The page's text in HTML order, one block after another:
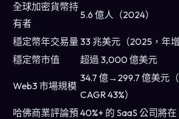
全球加密貨幣持
有者
5.6 億人（2024）
穩定幣年交易量 33 兆美元（2025，年增
穩定幣市值
超過 3,000 億美元
Web3 市場規模
34.7 億→299.7 億美元
CAGR 43%）
哈佛商業評論預40%+ 的 SaaS 公司將